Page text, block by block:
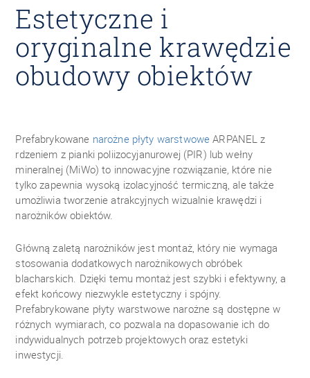
Estetyczne i
oryginalne krawędzie
obudowy obiektów
Prefabrykowane narożne płyty warstwowe ARPANEL z
rdzeniem z pianki poliizocyjanurowej (PIR) lub wełny
mineralnej (MiWo) to innowacyjne rozwiązanie, które nie
tylko zapewnia wysoką izolacyjność termiczną, ale także
umożliwia tworzenie atrakcyjnych wizualnie krawędzi i
narożników obiektów.
Główną zaletą narożników jest montaż, który nie wymaga
stosowania dodatkowych narożnikowych obróbek
blacharskich. Dzięki temu montaż jest szybki i efektywny, a
efekt końcowy niezwykle estetyczny i spójny.
Prefabrykowane płyty warstwowe narożne są dostępne w
różnych wymiarach, co pozwala na dopasowanie ich do
indywidualnych potrzeb projektowych oraz estetyki
inwestycji.